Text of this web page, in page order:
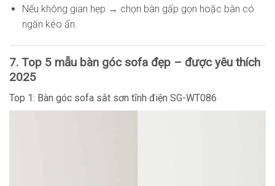
Nếu không gian hẹp → chọn bàn gấp gọn hoặc bàn có
ngăn kéo ẩn.
7. Top 5 mẫu bàn góc sofa đẹp – được yêu thích
2025
Top 1: Bàn góc sofa sắt sơn tĩnh điện SG-WT086